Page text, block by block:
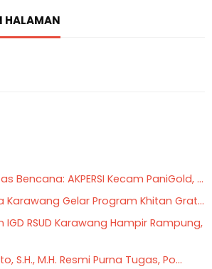
HALAMAN
Bencana: AKPERSI Kecam PaniGold, ...
Karawang Gelar Program Khitan Grat...
RSUD Karawang Hampir Rampung,
S.H., M.H. Resmi Purna Tugas, Po...